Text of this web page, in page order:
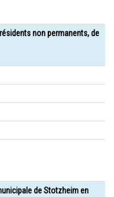
non permanents, de
de Stotzheim en